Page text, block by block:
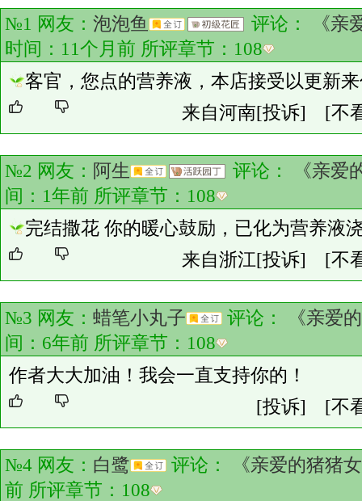
№1 网友： 泡泡鱼 评论：
《亲
时间：11个月前 所评章节： 108
客官，您点的营养液，本店接受以更新
来自河南[投诉] [不
№2 网友： 阿生 评论：
《亲爱
间：1年前 所评章节： 108
完结撒花 你的暖心鼓励，已化为营养液
来自浙江[投诉] [不
№3 网友： 蜡笔小丸子 评论：
《亲爱
间：6年前 所评章节： 108
作者大大加油！我会一直支持你的！
[投诉]
[不
№4 网友： 白鹭 评论：
《亲爱的猪猪
前 所评章节： 108